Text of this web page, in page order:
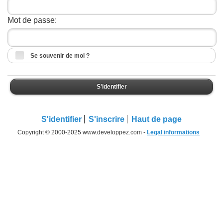
Mot de passe:
Se souvenir de moi ?
S'identifier
S'identifier S'inscrire Haut de page
Copyright © 2000-2025 www.developpez.com - Legal informations